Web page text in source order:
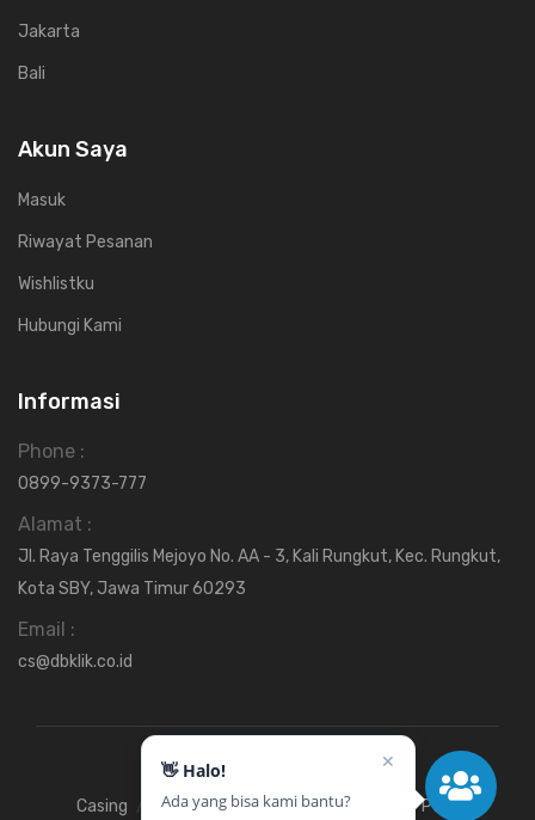
👋 Halo!
Ada yang bisa kami bantu?
✕
Jakarta
Bali
Akun Saya
Masuk
Riwayat Pesanan
Wishlistku
Hubungi Kami
Informasi
Phone :
0899-9373-777
Alamat :
Jl. Raya Tenggilis Mejoyo No. AA - 3, Kali Rungkut, Kec. Rungkut,
Kota SBY, Jawa Timur 60293
Email :
cs@dbklik.co.id
Casing Fan Hardisk Motherboard Power